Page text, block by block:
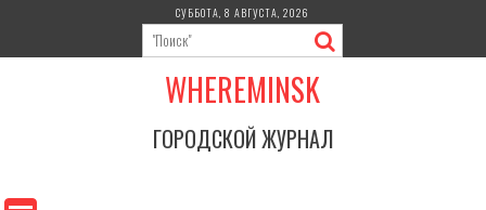
содержимому
СУББОТА, 8 АВГУСТА, 2026
WHEREMINSK
ГОРОДСКОЙ ЖУРНАЛ